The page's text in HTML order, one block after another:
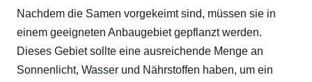
Nachdem die Samen vorgekeimt sind, müssen sie in
einem geeigneten Anbaugebiet gepflanzt werden.
Dieses Gebiet sollte eine ausreichende Menge an
Sonnenlicht, Wasser und Nährstoffen haben, um ein